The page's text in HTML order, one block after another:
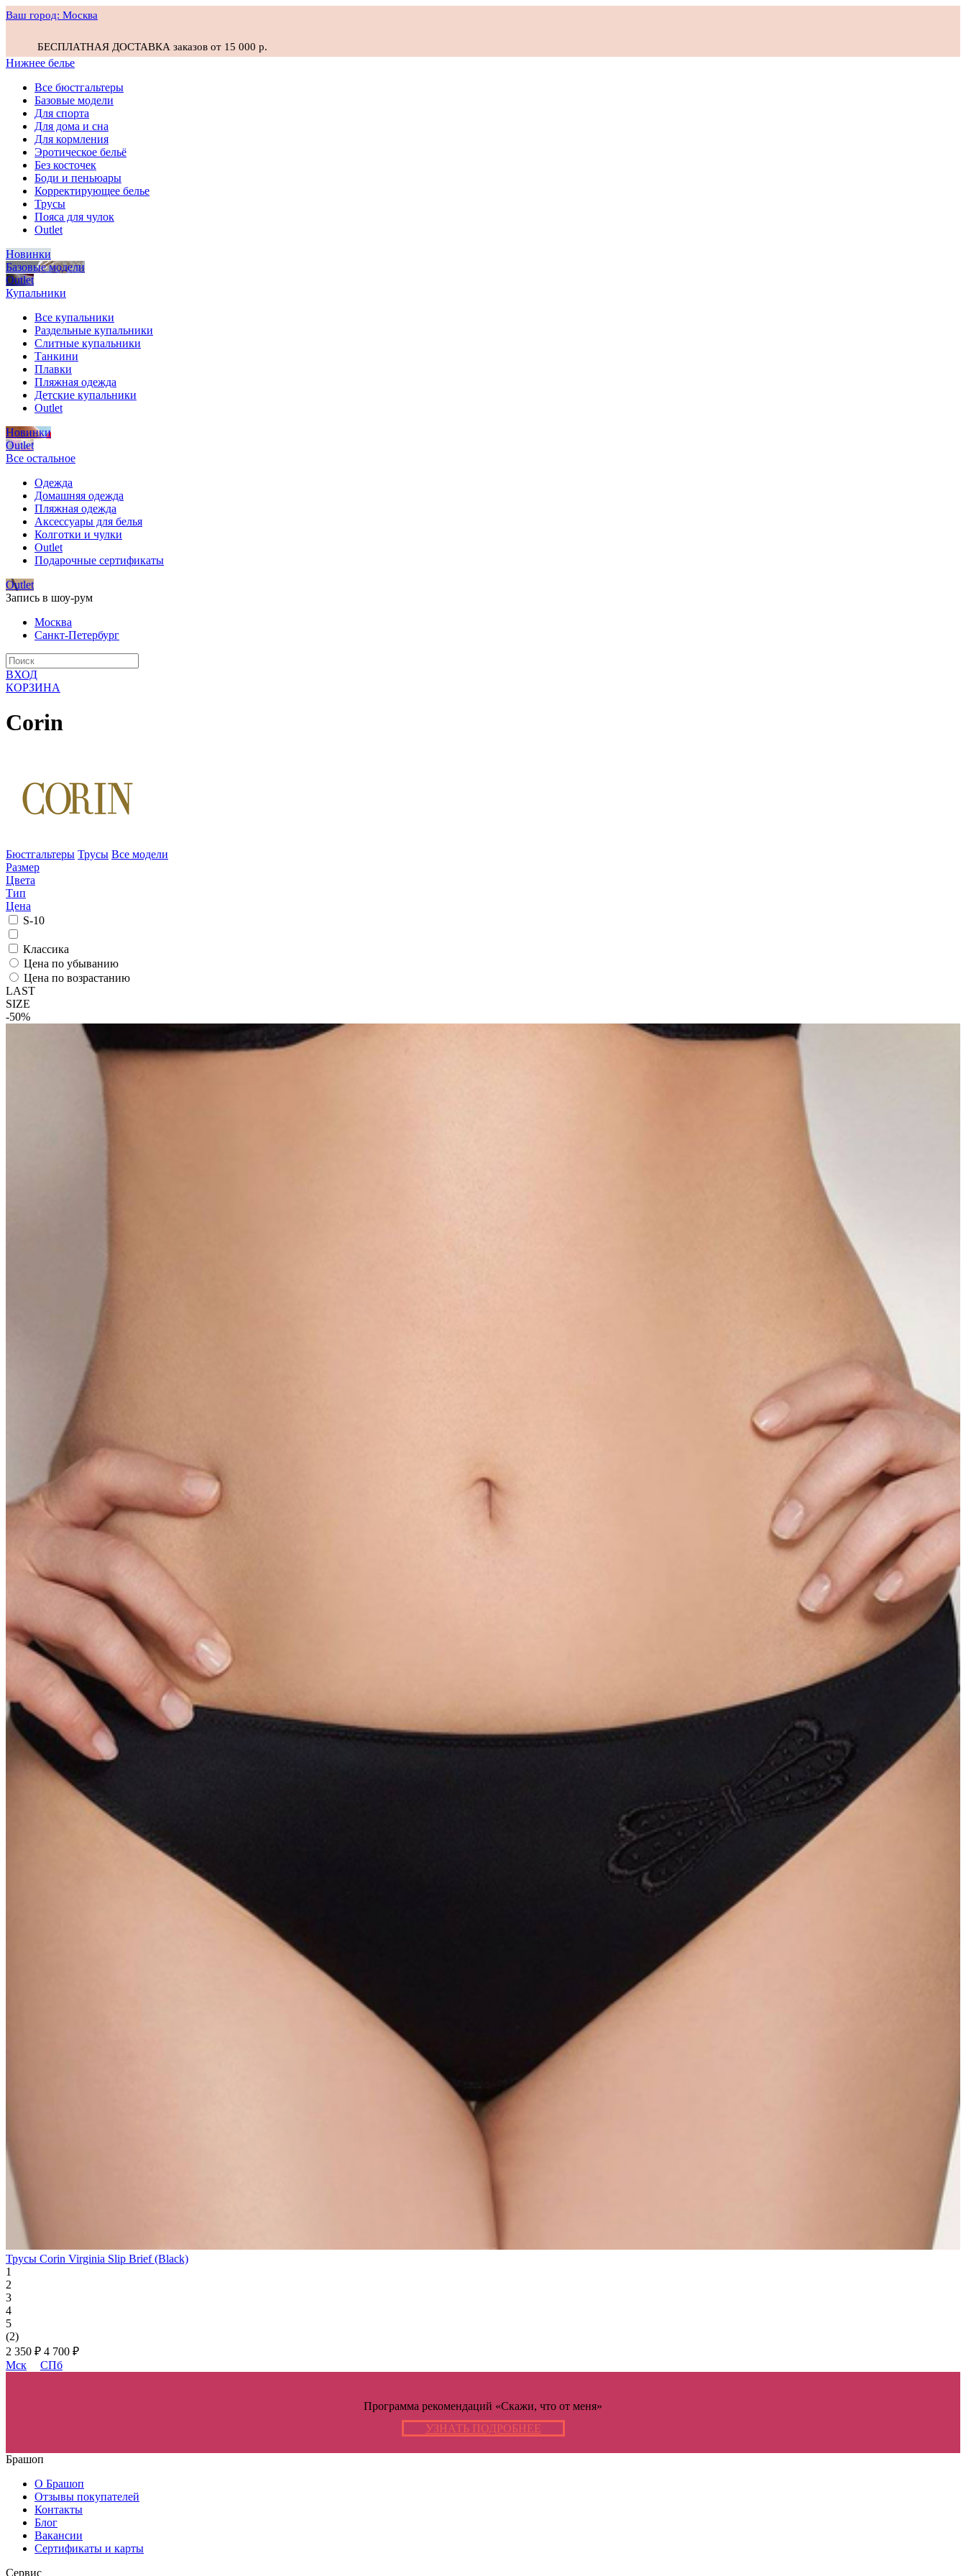
Ваш город: Москва
БЕСПЛАТНАЯ ДОСТАВКА заказов от 15 000 р.
Нижнее белье
Все бюстгальтеры
Базовые модели
Для спорта
Для дома и сна
Для кормления
Эротическое бельё
Без косточек
Боди и пеньюары
Корректирующее белье
Трусы
Пояса для чулок
Outlet
Новинки
Базовые модели
Outlet
Купальники
Все купальники
Раздельные купальники
Слитные купальники
Танкини
Плавки
Пляжная одежда
Детские купальники
Outlet
Новинки
Outlet
Все остальное
Одежда
Домашняя одежда
Пляжная одежда
Аксессуары для белья
Колготки и чулки
Outlet
Подарочные сертификаты
Outlet
Запись в шоу-рум
Москва
Санкт-Петербург
ВХОД
КОРЗИНА
Corin
Бюстгальтеры Трусы Все модели
Размер
Цвета
Тип
Цена
S-10
Классика
Цена по убыванию
Цена по возрастанию
LAST
SIZE
-50%
Трусы Corin Virginia Slip Brief (Black)
1
2
3
4
5
(2)
2 350 ₽ 4 700 ₽
Мск
СПб
Программа рекомендаций «Скажи, что от меня»
УЗНАТЬ ПОДРОБНЕЕ
Брашоп
О Брашоп
Отзывы покупателей
Контакты
Блог
Вакансии
Сертификаты и карты
Сервис